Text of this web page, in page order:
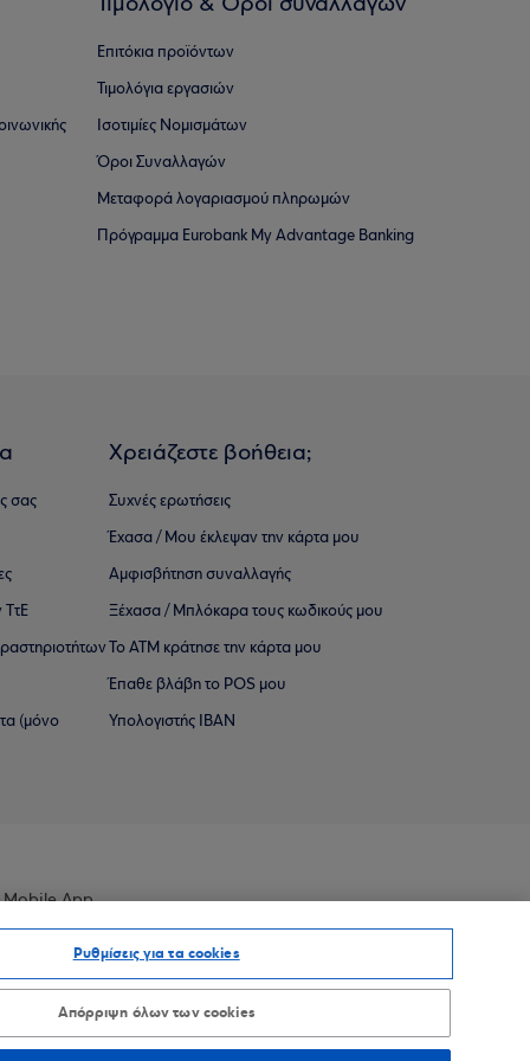
Τιμολόγιο & Όροι συναλλαγών
Επιτόκια προϊόντων
Τιμολόγια εργασιών
Ισοτιμίες Νομισμάτων
Όροι Συναλλαγών
Μεταφορά λογαριασμού πληρωμών
Πρόγραμμα Eurobank My Advantage Banking
σας
ΤτΕ
(μόνο
Χρειάζεστε βοήθεια;
Συχνές ερωτήσεις
Έχασα / Μου έκλεψαν την κάρτα μου
Αμφισβήτηση συναλλαγής
Ξέχασα / Μπλόκαρα τους κωδικούς μου
Το ΑΤΜ κράτησε την κάρτα μου
Έπαθε βλάβη το POS μου
Υπολογιστής IBAN
Mobile App
Ρυθμίσεις για τα cookies
Απόρριψη όλων των cookies